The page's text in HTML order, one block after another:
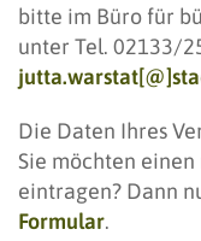
bitte im Büro für
unter Tel. 02133/
Die Daten Ihres
Sie möchten
eintragen? Dann
Formular.